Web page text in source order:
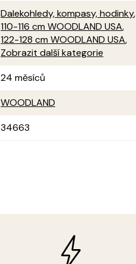
Dalekohledy, kompasy, hodinky,
110-116 cm WOODLAND USA,
122-128 cm WOODLAND USA,
Zobrazit další kategorie
24 měsíců
WOODLAND
34663